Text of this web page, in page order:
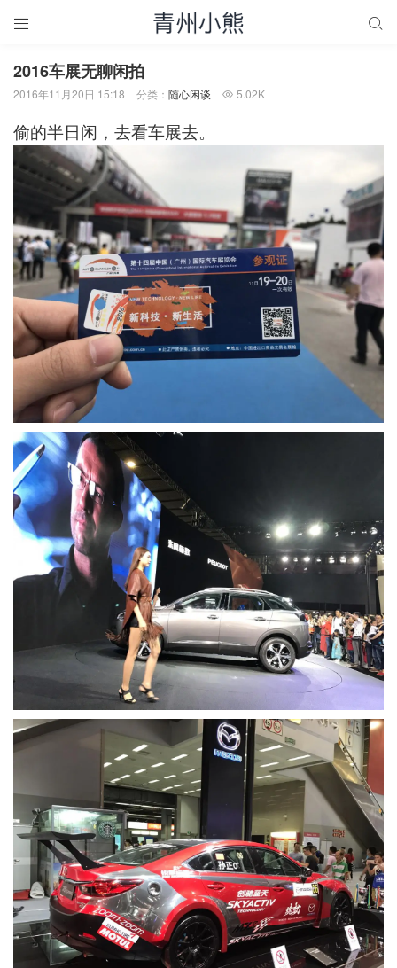
 
2016车展无聊闲拍
2016年11月20日 15:18 分类： 随心闲谈  5.02K
偷的半日闲，去看车展去。